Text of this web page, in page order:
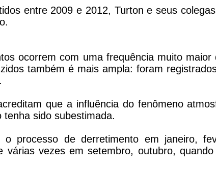
entre 2009 e 2012, Turton e seus
ocorrem com uma frequência muito
também é mais ampla: foram
que a influência do fenômeno
sido subestimada.
o processo de derretimento em janeiro,
várias vezes em setembro, outubro,